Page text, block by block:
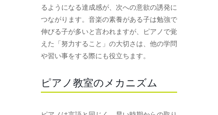
るようになる達成感が、次への意欲の誘発に
つながります。音楽の素養がある子は勉強で
伸びる子が多いと言われますが、ピアノで覚
えた「努力すること」の大切さは、他の学問
や習い事をする際にも役立ちます。
ピアノ教室のメカニズム